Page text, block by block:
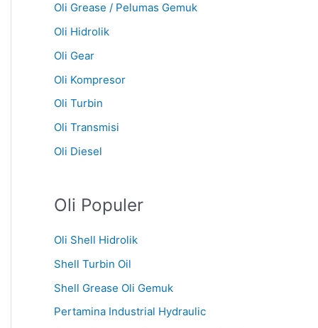
Oli Grease / Pelumas Gemuk
Oli Hidrolik
Oli Gear
Oli Kompresor
Oli Turbin
Oli Transmisi
Oli Diesel
Oli Populer
Oli Shell Hidrolik
Shell Turbin Oil
Shell Grease Oli Gemuk
Pertamina Industrial Hydraulic